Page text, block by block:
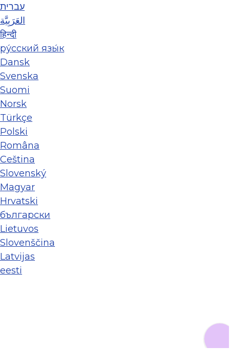
עברית
العَرَبِيَّة
हिन्दी
ру́сский язы́к
Dansk
Svenska
Suomi
Norsk
Türkçe
Polski
Româna
Ceština
Slovenský
Magyar
Hrvatski
български
Lietuvos
Slovenščina
Latvijas
eesti